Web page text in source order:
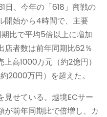
日、今年の「618」商戦の
開始から4時間で、主要
比で平均5倍以上に増加
店者数は前年同期比62％
高1000万元（約2億円）
2000万円）を超えた。
見せている。越境ECサー
が前年同期比で倍増し、カ